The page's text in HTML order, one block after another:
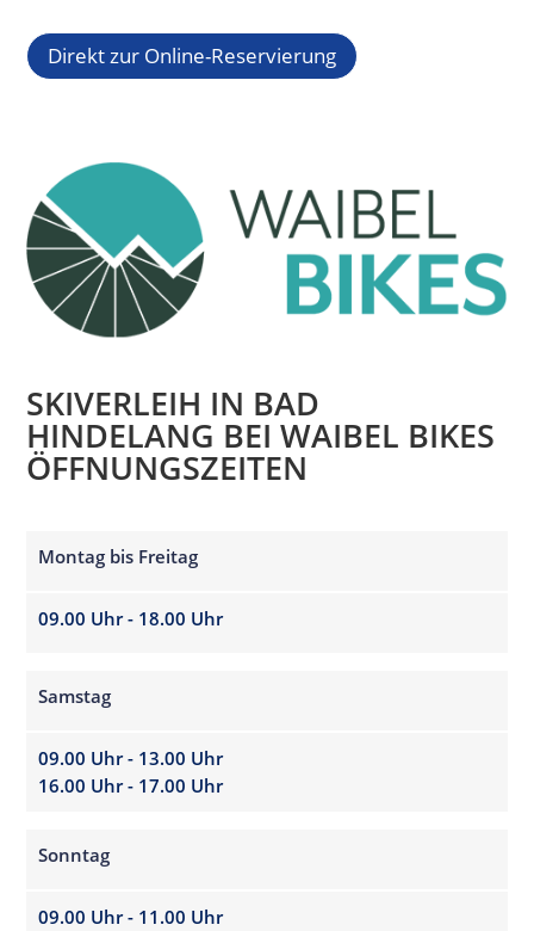
Direkt zur Online-Reservierung
SKIVERLEIH IN BAD
HINDELANG BEI WAIBEL BIKES
ÖFFNUNGSZEITEN
Montag bis Freitag
09.00 Uhr - 18.00 Uhr
Samstag
09.00 Uhr - 13.00 Uhr
16.00 Uhr - 17.00 Uhr
Sonntag
09.00 Uhr - 11.00 Uhr